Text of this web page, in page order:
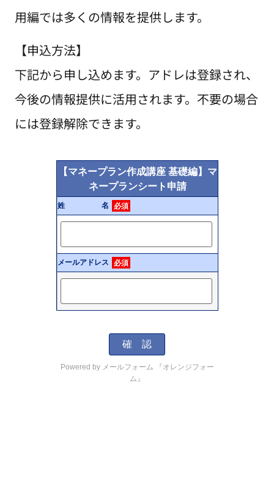
用編では多くの情報を提供します。
【申込方法】
下記から申し込めます。アドレは登録され、
今後の情報提供に活用されます。不要の場合
には登録解除できます。
【マネープラン作成講座 基礎編】マ
ネープランシート申請
姓 名 必須
メールアドレス 必須
Powered by メールフォーム 『オレンジフォー
ム』